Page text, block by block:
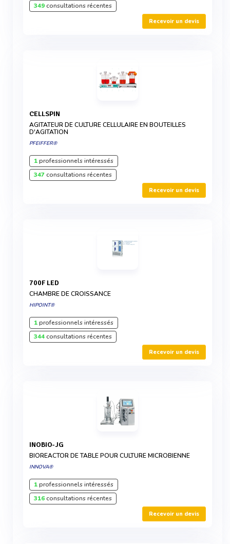
349consultations récentes
Recevoir un devis
CELLSPIN
AGITATEUR DE CULTURE CELLULAIRE EN BOUTEILLES
D'AGITATION
PFEIFFER®
1professionnels intéressés
347consultations récentes
Recevoir un devis
700F LED
CHAMBRE DE CROISSANCE
HIPOINT®
1professionnels intéressés
344consultations récentes
Recevoir un devis
INOBIO-JG
BIOREACTOR DE TABLE POUR CULTURE MICROBIENNE
INNOVA®
1professionnels intéressés
316consultations récentes
Recevoir un devis